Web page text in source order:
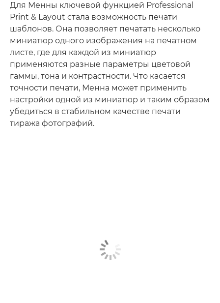
Для Менны ключевой функцией Professional
Print & Layout стала возможность печати
шаблонов. Она позволяет печатать несколько
миниатюр одного изображения на печатном
листе, где для каждой из миниатюр
применяются разные параметры цветовой
гаммы, тона и контрастности. Что касается
точности печати, Менна может применить
настройки одной из миниатюр и таким образом
убедиться в стабильном качестве печати
тиража фотографий.